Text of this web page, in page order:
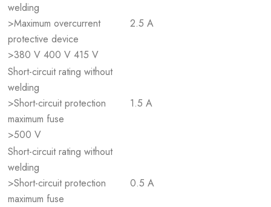
welding
>Maximum overcurrent
protective device
>380 V 400 V 415 V
2.5 A
Short-circuit rating without
welding
>Short-circuit protection
maximum fuse
>500 V
1.5 A
Short-circuit rating without
welding
>Short-circuit protection
maximum fuse
0.5 A